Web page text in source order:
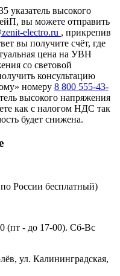
указатель высокого
вы можете отправить
electro.ru , прикрепив
вы получите счёт, где
цена на УВН
со световой
консультацию
номеру 8 800 555-43-
высокого напряжения
как с налогом НДС так
будет снижена.
России бесплатный)
(пт - до 17-00). Сб-Вс
ул. Калининградская,